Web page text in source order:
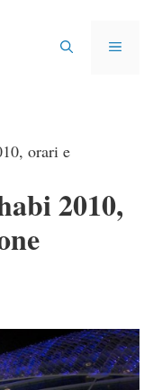
MENU
orari e
2010,